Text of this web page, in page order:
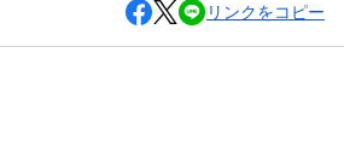
リンクをコピー